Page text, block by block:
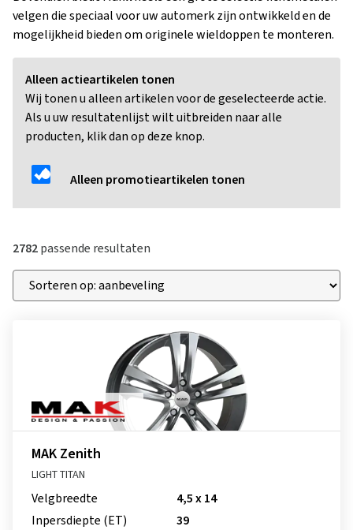
velgen die speciaal voor uw automerk zijn ontwikkeld en de
mogelijkheid bieden om originele wieldoppen te monteren.
Alleen actieartikelen tonen
Wij tonen u alleen artikelen voor de geselecteerde actie.
Als u uw resultatenlijst wilt uitbreiden naar alle
producten, klik dan op deze knop.
Alleen promotieartikelen tonen
2782passende resultaten
MAK Zenith
LIGHT TITAN
Velgbreedte
4,5 x 14
Inpersdiepte (ET)
39